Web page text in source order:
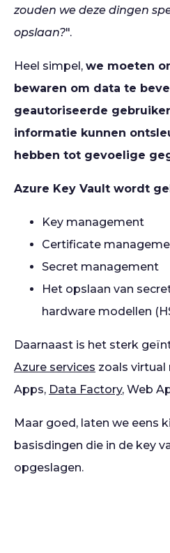
zouden we deze dingen
opslaan?".
Heel simpel, we moeten
bewaren om data te
geautoriseerde
informatie kunnen
hebben tot gevoelige
Azure Key Vault wordt
Key management
Certificate
Secret management
Het opslaan van
hardware modellen
Daarnaast is het sterk
Azure services zoals virtual
Apps, Data Factory, Web
Maar goed, laten we eens
basisdingen die in de key
opgeslagen.